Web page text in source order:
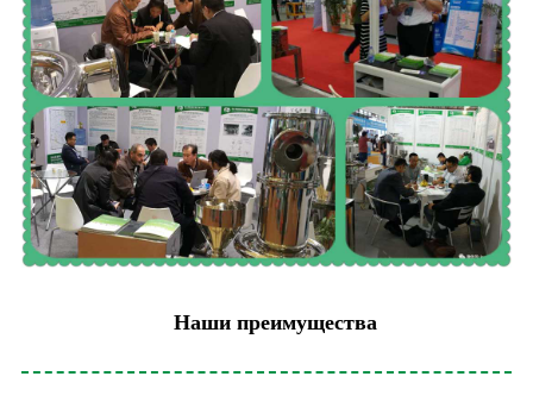
Наши преимущества